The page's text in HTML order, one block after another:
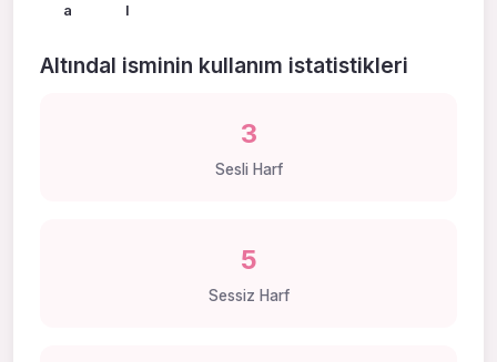
a l
Altındal isminin kullanım istatistikleri
3
Sesli Harf
5
Sessiz Harf